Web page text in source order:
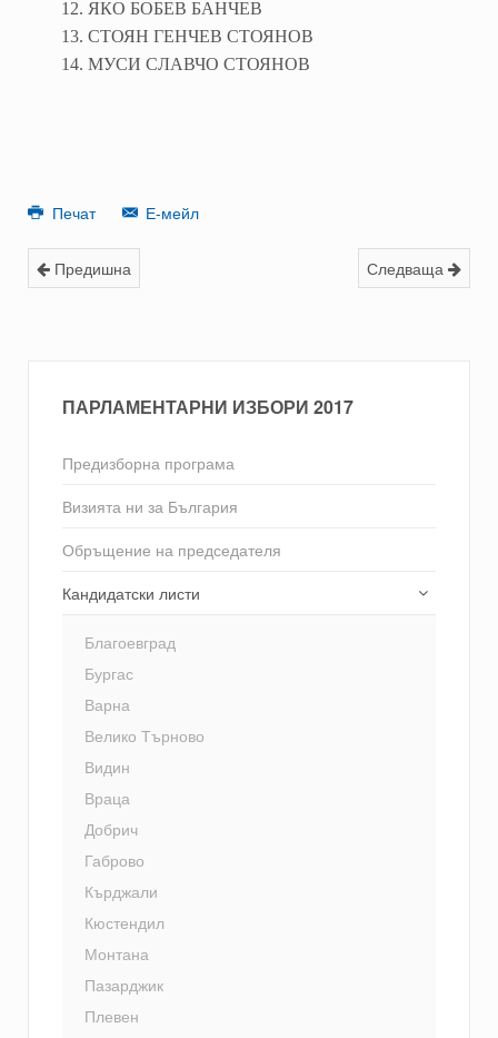
12. ЯКО БОБЕВ БАНЧЕВ
13. СТОЯН ГЕНЧЕВ СТОЯНОВ
14. МУСИ СЛАВЧО СТОЯНОВ
Печат Е-мейл
Предишна Следваща
ПАРЛАМЕНТАРНИ ИЗБОРИ 2017
Предизборна програма
Визията ни за България
Обръщение на председателя
Кандидатски листи
Благоевград
Бургас
Варна
Велико Търново
Видин
Враца
Добрич
Габрово
Кърджали
Кюстендил
Монтана
Пазарджик
Плевен